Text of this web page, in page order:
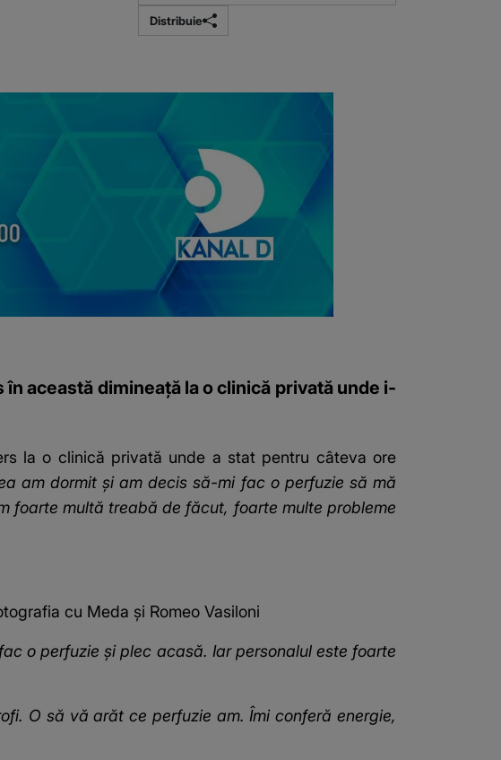
Distribuie
această dimineață la o clinică privată unde i-
la o clinică privată unde a stat pentru câteva ore
am dormit și am decis să-mi fac o perfuzie să mă
foarte multă treabă de făcut, foarte multe probleme
cu Meda și Romeo Vasiloni
o perfuzie și plec acasă. Iar personalul este foarte
O să vă arăt ce perfuzie am. Îmi conferă energie,